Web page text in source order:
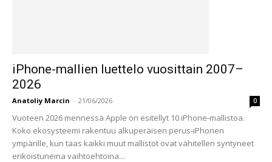
iPhone-mallien luettelo vuosittain 2007–
2026
Anatoliy Marcin - 21/06/2026 0
Vuoteen 2026 mennessä Apple on esitellyt 10 iPhone-mallistoa.
Koko ekosysteemi rakentuu alkuperäisen perus-iPhonen
ympärille, kun taas kaikki muut mallistot ovat vähitellen syntyneet
erikoistuneina vaihtoehtoina...